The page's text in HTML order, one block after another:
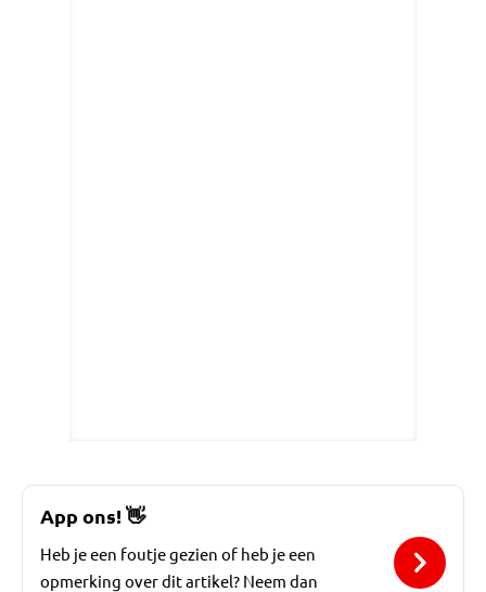
App ons!👋
Heb je een foutje gezien of heb je een
opmerking over dit artikel? Neem dan